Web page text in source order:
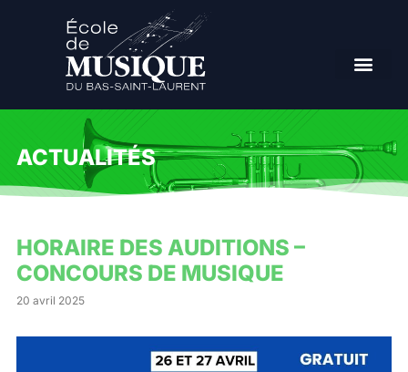
ACTUALITÉS
HORAIRE DES AUDITIONS –
CONCOURS DE MUSIQUE
20 avril 2025